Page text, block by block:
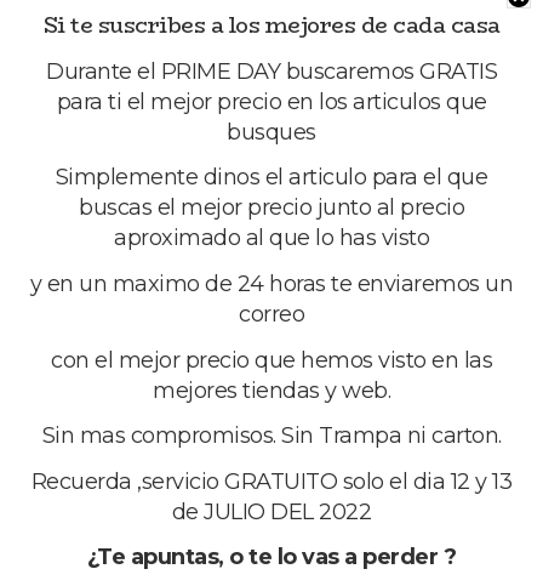
Si te suscribes a los mejores de cada casa
Durante el PRIME DAY buscaremos GRATIS
para ti el mejor precio en los articulos que
busques
Simplemente dinos el articulo para el que
buscas el mejor precio junto al precio
aproximado al que lo has visto
y en un maximo de 24 horas te enviaremos un
correo
con el mejor precio que hemos visto en las
mejores tiendas y web.
Sin mas compromisos. Sin Trampa ni carton.
Recuerda ,servicio GRATUITO solo el dia 12 y 13
de JULIO DEL 2022
¿Te apuntas, o te lo vas a perder ?
Footer
La comunidad del mejor precio
Una web de grupomega iberia sl
Desde España al mundo
email:elconseguidor.eu@gmail.com